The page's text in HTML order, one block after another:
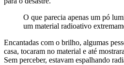
O que parecia apenas um pó
um material radioativo
Encantadas com o brilho, algumas
casa, tocaram no material e até
Sem perceber, estavam espalhando